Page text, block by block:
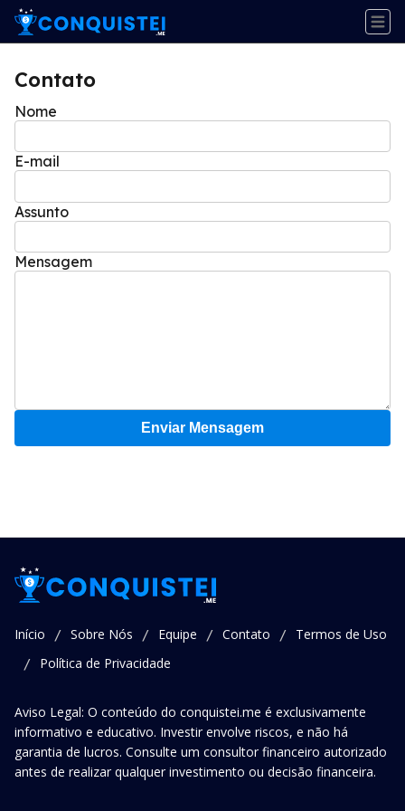
Contato
Nome
E-mail
Assunto
Mensagem
Enviar Mensagem
Início / Sobre Nós / Equipe / Contato / Termos de Uso
/ Política de Privacidade
Aviso Legal: O conteúdo do conquistei.me é exclusivamente
informativo e educativo. Investir envolve riscos, e não há
garantia de lucros. Consulte um consultor financeiro autorizado
antes de realizar qualquer investimento ou decisão financeira.